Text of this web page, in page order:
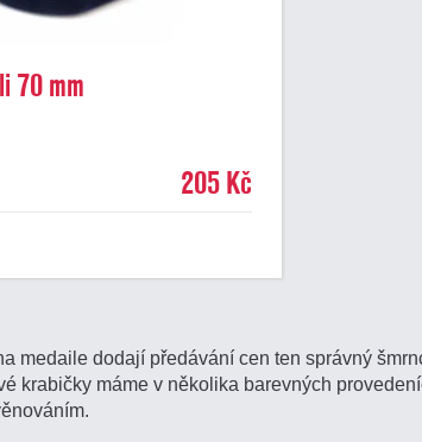
70 mm
205 Kč
medaile dodají předávání cen ten správný
krabičky máme v několika barevných